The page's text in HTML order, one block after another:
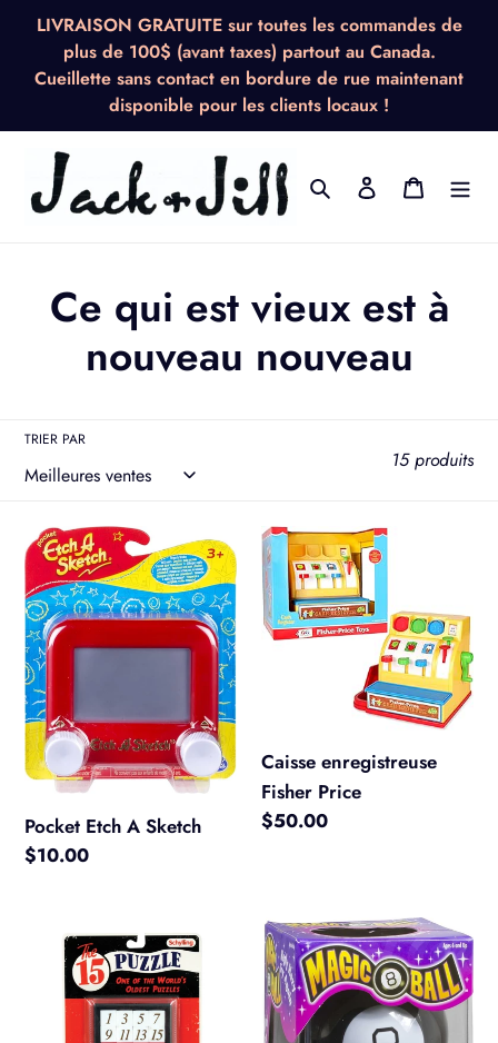
Passer
contenu
LIVRAISON GRATUITE sur toutes les commandes de
plus de 100$ (avant taxes) partout au Canada.
Cueillette sans contact en bordure de rue maintenant
disponible pour les clients locaux !
RechercherSe connecter
Panier
C
l
e
c
t
i
o
n
:
Ce qui est vieux est à
nouveau nouveau
TRIER PAR
15 produits
Pocket
Etch
A
Sketch
Pocket Etch A Sketch
Prix
$10.00
Caisse
enregistreuse
Fisher
Price
Caisse enregistreuse
Fisher Price
Prix
$50.00
puzzle
Boule
magique
8